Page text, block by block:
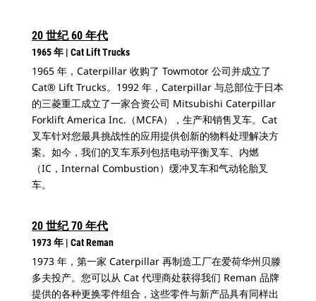
20 世纪 60 年代
1965 年 | Cat Lift Trucks
1965 年，Caterpillar 收购了 Towmotor 公司并成立了
Cat® Lift Trucks。1992 年，Caterpillar 与总部位于日本
的三菱重工成立了一家合资公司 Mitsubishi Caterpillar
Forklift America Inc.（MCFA），生产和销售叉车。Cat
叉车针对您最具挑战性的应用提供创新的物料处理解决方
案。如今，我们的叉车系列包括电动平衡叉车、内燃
（IC，Internal Combustion）缓冲叉车和气动轮胎叉
车。
20 世纪 70 年代
1973 年 | Cat Reman
1973 年，第一家 Caterpillar 再制造工厂在爱荷华州贝滕
多夫投产。您可以从 Cat 代理商处获得我们 Reman 品牌
提供的各种更换零件组合，这些零件与新产品具有同样出